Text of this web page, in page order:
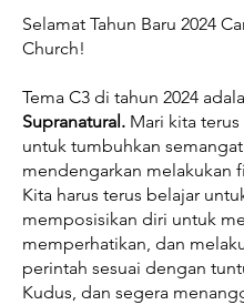
Selamat Tahun Baru 2024
Church!
Tema C3 di tahun 2024
Supranatural. Mari kita
untuk tumbuhkan
mendengarkan melakukan
Kita harus terus belajar
memposisikan diri untuk
memperhatikan, dan
perintah sesuai dengan
Kudus, dan segera